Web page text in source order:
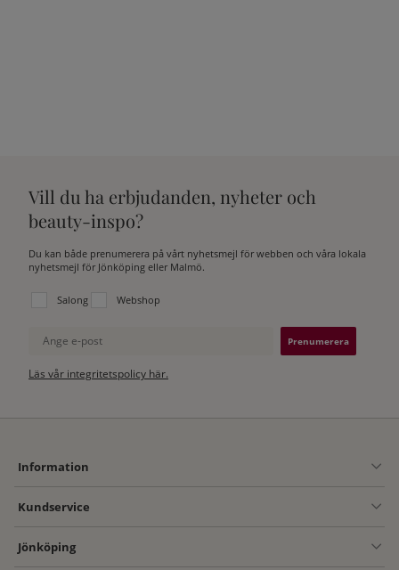
Vill du ha erbjudanden, nyheter och
beauty-inspo?
Du kan både prenumerera på vårt nyhetsmejl för webben och våra lokala
nyhetsmejl för Jönköping eller Malmö.
Välj vilken lista du vill prenumerera på:
Salong Webshop
Ange e-post
Läs vår integritetspolicy här.
Information
Kundservice
Jönköping